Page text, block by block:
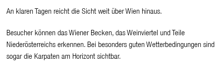
An klaren Tagen reicht die Sicht weit über Wien hinaus.
Besucherkönnen das Wiener Becken, das Weinviertel und Teile
Niederösterreichs erkennen. Bei besonders guten Wetterbedingungen sind
sogar die Karpaten am Horizont sichtbar.